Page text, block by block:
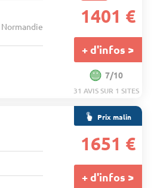
1401 €
+ d'infos >
7/10
31 AVIS SUR 1 SITES
Prix malin
1651 €
+ d'infos >